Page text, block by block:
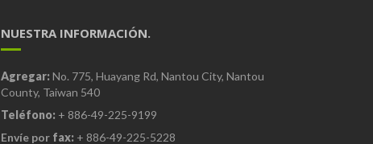
NUESTRA INFORMACIÓN.
Agregar: No. 775, Huayang Rd, Nantou City, Nantou
County, Taiwan 540
Teléfono: + 886-49-225-9199
Envíe por fax: + 886-49-225-5228